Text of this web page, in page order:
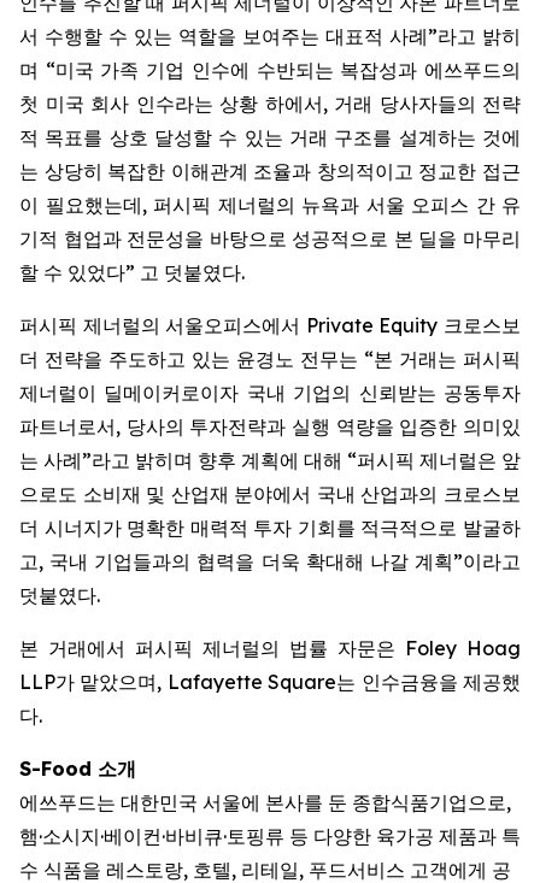
서 수행할 수 있는 역할을 보여주는 대표적 사례”라고 밝히
며 “미국 가족 기업 인수에 수반되는 복잡성과 에쓰푸드의
첫 미국 회사 인수라는 상황 하에서, 거래 당사자들의 전략
적 목표를 상호 달성할 수 있는 거래 구조를 설계하는 것에
는 상당히 복잡한 이해관계 조율과 창의적이고 정교한 접근
이 필요했는데, 퍼시픽 제너럴의 뉴욕과 서울 오피스 간 유
기적 협업과 전문성을 바탕으로 성공적으로 본 딜을 마무리
할 수 있었다” 고 덧붙였다.
퍼시픽 제너럴의 서울오피스에서 Private Equity 크로스보
더 전략을 주도하고 있는 윤경노 전무는 “본 거래는 퍼시픽
제너럴이 딜메이커로이자 국내 기업의 신뢰받는 공동투자
파트너로서, 당사의 투자전략과 실행 역량을 입증한 의미있
는 사례”라고 밝히며 향후 계획에 대해 “퍼시픽 제너럴은 앞
으로도 소비재 및 산업재 분야에서 국내 산업과의 크로스보
더 시너지가 명확한 매력적 투자 기회를 적극적으로 발굴하
고, 국내 기업들과의 협력을 더욱 확대해 나갈 계획”이라고
덧붙였다.
본 거래에서 퍼시픽 제너럴의 법률 자문은 Foley Hoag
LLP가 맡았으며, Lafayette Square는 인수금융을 제공했
다.
S-Food 소개
에쓰푸드는 대한민국 서울에 본사를 둔 종합식품기업으로,
햄·소시지·베이컨·바비큐·토핑류 등 다양한 육가공 제품과 특
수 식품을 레스토랑, 호텔, 리테일, 푸드서비스 고객에게 공